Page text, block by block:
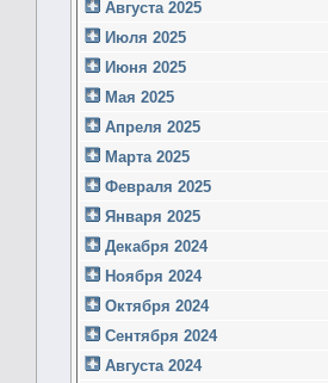
Августа 2025
Июля 2025
Июня 2025
Мая 2025
Апреля 2025
Марта 2025
Февраля 2025
Января 2025
Декабря 2024
Ноября 2024
Октября 2024
Сентября 2024
Августа 2024